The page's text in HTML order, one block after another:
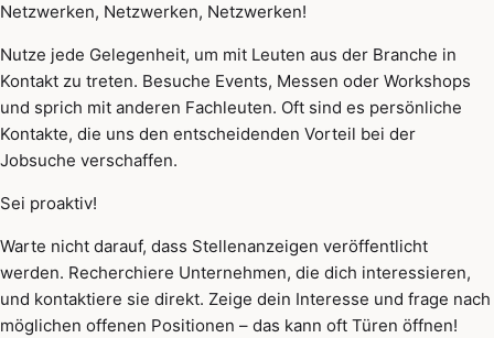
Netzwerken, Netzwerken, Netzwerken!
Nutze jede Gelegenheit, um mit Leuten aus der Branche in
Kontakt zu treten. Besuche Events, Messen oder Workshops
und sprich mit anderen Fachleuten. Oft sind es persönliche
Kontakte, die uns den entscheidenden Vorteil bei der
Jobsuche verschaffen.
Sei proaktiv!
Warte nicht darauf, dass Stellenanzeigen veröffentlicht
werden. Recherchiere Unternehmen, die dich interessieren,
und kontaktiere sie direkt. Zeige dein Interesse und frage nach
möglichen offenen Positionen – das kann oft Türen öffnen!